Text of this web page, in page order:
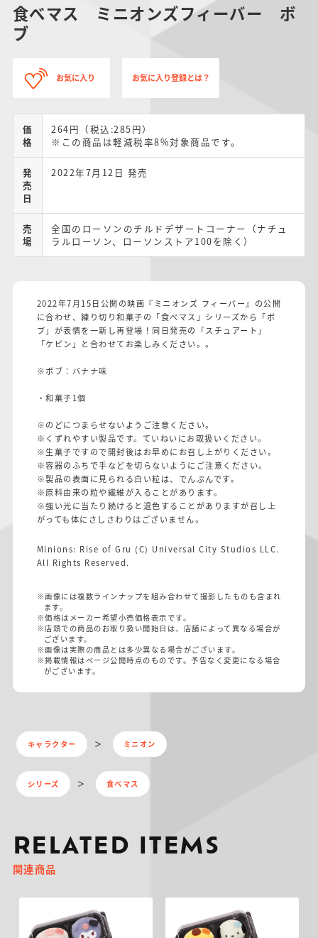
食べマス ミニオンズフィーバー ボ
ブ
お気に入り お気に入り登録とは？
価
格
264円（税込:285円）
※この商品は軽減税率8%対象商品です。
発
売
日
2022年7月12日 発売
売
場
全国のローソンのチルドデザートコーナー（ナチュ
ラルローソン、ローソンストア100を除く）
2022年7月15日公開の映画『ミニオンズ フィーバー』の公開
に合わせ、練り切り和菓子の「食べマス」シリーズから「ボ
ブ」が表情を一新し再登場！同日発売の「スチュアート」
「ケビン」と合わせてお楽しみください。。
※ボブ：バナナ味
・和菓子1個
※のどにつまらせないようご注意ください。
※くずれやすい製品です。ていねいにお取扱いください。
※生菓子ですので開封後はお早めにお召し上がりください。
※容器のふちで手などを切らないようにご注意ください。
※製品の表面に見られる白い粒は、でんぷんです。
※原料由来の粒や繊維が入ることがあります。
※強い光に当たり続けると退色することがありますが召し上
がっても体にさしさわりはございません。
Minions: Rise of Gru (C) Universal City Studios LLC.
All Rights Reserved.
※画像には複数ラインナップを組み合わせて撮影したものも含まれ
ます。
※価格はメーカー希望小売価格表示です。
※店頭での商品のお取り扱い開始日は、店舗によって異なる場合が
ございます。
※画像は実際の商品とは多少異なる場合がございます。
※掲載情報はページ公開時点のものです。予告なく変更になる場合
がございます。
キャラクター ミニオン
シリーズ 食べマス
RELATED ITEMS
関連商品